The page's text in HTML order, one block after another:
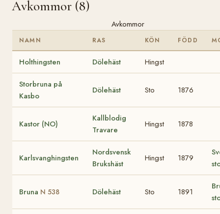
Avkommor (8)
Avkommor
NAMN RAS KÖN FÖDD
Holthingsten Dölehäst Hingst
Storbruna på
Kasbo
Dölehäst Sto 1876
Kastor (NO)
Kallblodig
Travare
Hingst 1878
Karlsvanghingsten
Nordsvensk
Brukshäst
Hingst 1879
Bruna N 538 Dölehäst Sto 1891